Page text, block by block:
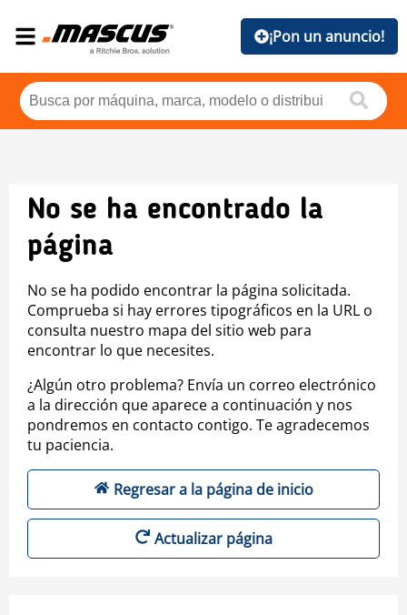
¡Pon un anuncio!
No se ha encontrado la
página
No se ha podido encontrar la página solicitada.
Comprueba si hay errores tipográficos en la URL o
consulta nuestro mapa del sitio web para
encontrar lo que necesites.
¿Algún otro problema? Envía un correo electrónico
a la dirección que aparece a continuación y nos
pondremos en contacto contigo. Te agradecemos
tu paciencia.
Regresar a la página de inicio
Actualizar página